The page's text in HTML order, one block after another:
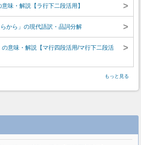
味・解説【ラ行下二段活用】 >
から」の現代語訳・品詞分解 >
意味・解説【マ行四段活用/マ行下二段活
>
もっと見る